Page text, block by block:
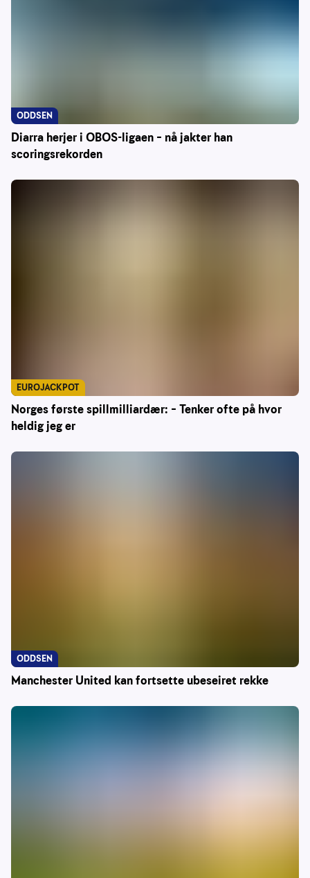
Diarra herjer i OBOS-ligaen – nå jakter han
scoringsrekorden
ODDSEN
Norges første spillmilliardær: – Tenker ofte på hvor
heldig jeg er
EUROJACKPOT
Manchester United kan fortsette ubeseiret rekke
ODDSEN